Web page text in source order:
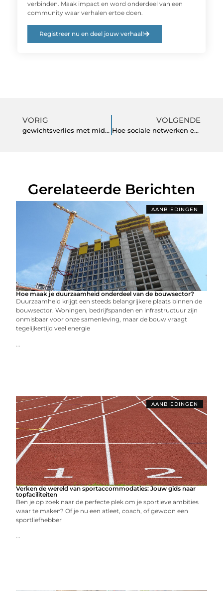
verbinden. Maak impact en word onderdeel van een
community waar verhalen ertoe doen.
Registreer nu en deel jouw verhaal!
VORIG
gewichtsverlies met middelen die werken
VOLGENDE
Hoe sociale netwerken evolueren…
Gerelateerde Berichten
AANBIEDINGEN
Hoe maak je duurzaamheid onderdeel van de bouwsector?
Duurzaamheid krijgt een steeds belangrijkere plaats binnen de
bouwsector. Woningen, bedrijfspanden en infrastructuur zijn
onmisbaar voor onze samenleving, maar de bouw vraagt
tegelijkertijd veel energie
...
AANBIEDINGEN
Verken de wereld van sportaccommodaties: Jouw gids naar
topfaciliteiten
Ben je op zoek naar de perfecte plek om je sportieve ambities
waar te maken? Of je nu een atleet, coach, of gewoon een
sportliefhebber
...